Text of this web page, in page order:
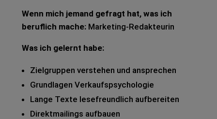
Wenn mich jemand gefragt hat, was ich
beruf­lich mache:Mar­ke­ting-Redak­teu­rin
Was ich gelernt habe:
Ziel­grup­pen ver­ste­hen und anspre­chen
Grund­la­gen Ver­kaufs­psy­cho­lo­gie
Lange Texte lese­freund­lich auf­be­rei­ten
Direkt­mai­lings auf­bau­en